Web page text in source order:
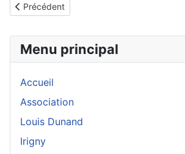
Menu principal
Accueil
Association
Louis Dunand
Irigny
Article précédent : Histoire du clocher
Précédent